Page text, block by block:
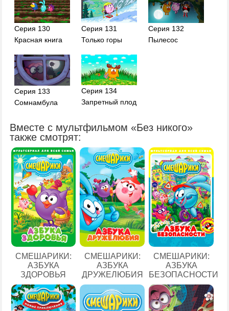
Серия 130
Красная книга
Серия 131
Только горы
Серия 132
Пылесос
Серия 133
Сомнамбула
Серия 134
Запретный плод
Вместе с мультфильмом «Без никого»
также смотрят:
СМЕШАРИКИ:
АЗБУКА
ЗДОРОВЬЯ
СМЕШАРИКИ:
АЗБУКА
ДРУЖЕЛЮБИЯ
СМЕШАРИКИ:
АЗБУКА
БЕЗОПАСНОСТИ